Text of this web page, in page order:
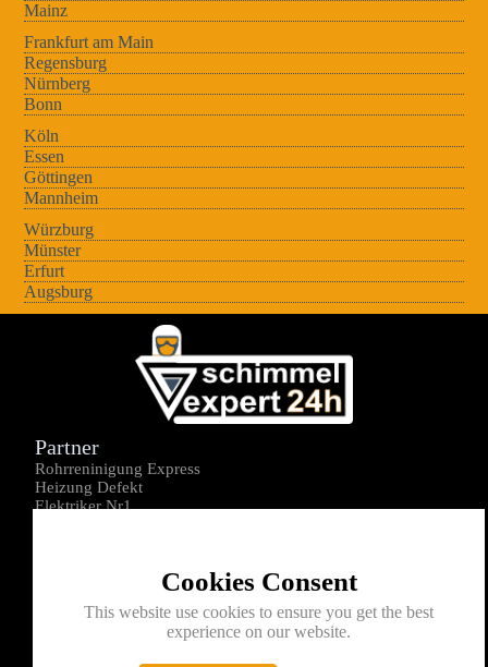
Mainz
Frankfurt am Main
Regensburg
Nürnberg
Bonn
Köln
Essen
Göttingen
Mannheim
Würzburg
Münster
Erfurt
Augsburg
Cookies Consent
This website use cookies to ensure you get the best
experience on our website.
Partner
Rohrreninigung Express
Heizung Defekt
Elektriker Nr1
Kontakt